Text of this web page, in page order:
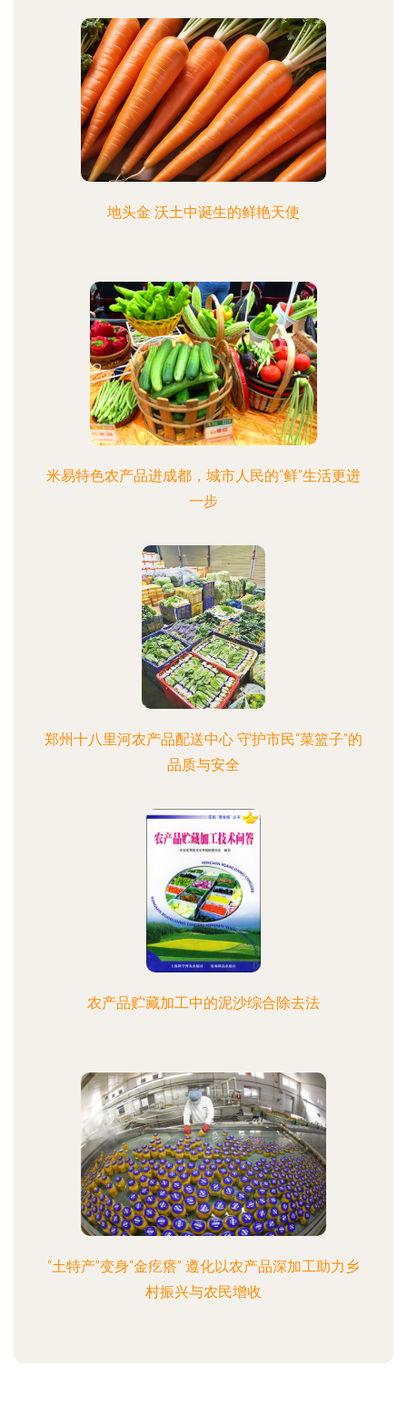
地头金 沃土中诞生的鲜艳天使
米易特色农产品进成都，城市人民的“鲜”生活更进
一步
郑州十八里河农产品配送中心 守护市民“菜篮子”的
品质与安全
农产品贮藏加工中的泥沙综合除去法
“土特产”变身“金疙瘩” 遵化以农产品深加工助力乡
村振兴与农民增收